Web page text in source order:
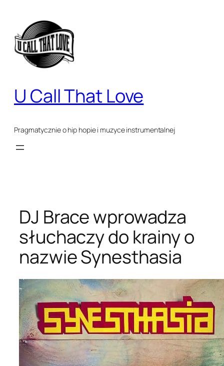
treści
U Call That Love
Pragmatycznie o hip hopie i muzyce instrumentalnej
DJ Brace wprowadza
słuchaczy do krainy o
nazwie Synesthasia